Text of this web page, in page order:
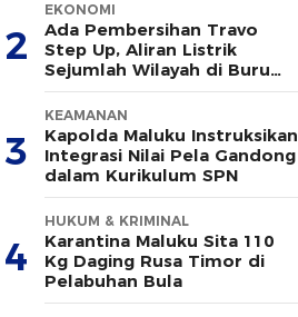
2
EKONOMI
Ada Pembersihan Travo
Step Up, Aliran Listrik
Sejumlah Wilayah di Buru
Padam Sementara
3
KEAMANAN
Kapolda Maluku Instruksikan
Integrasi Nilai Pela Gandong
dalam Kurikulum SPN
4
HUKUM & KRIMINAL
Karantina Maluku Sita 110
Kg Daging Rusa Timor di
Pelabuhan Bula